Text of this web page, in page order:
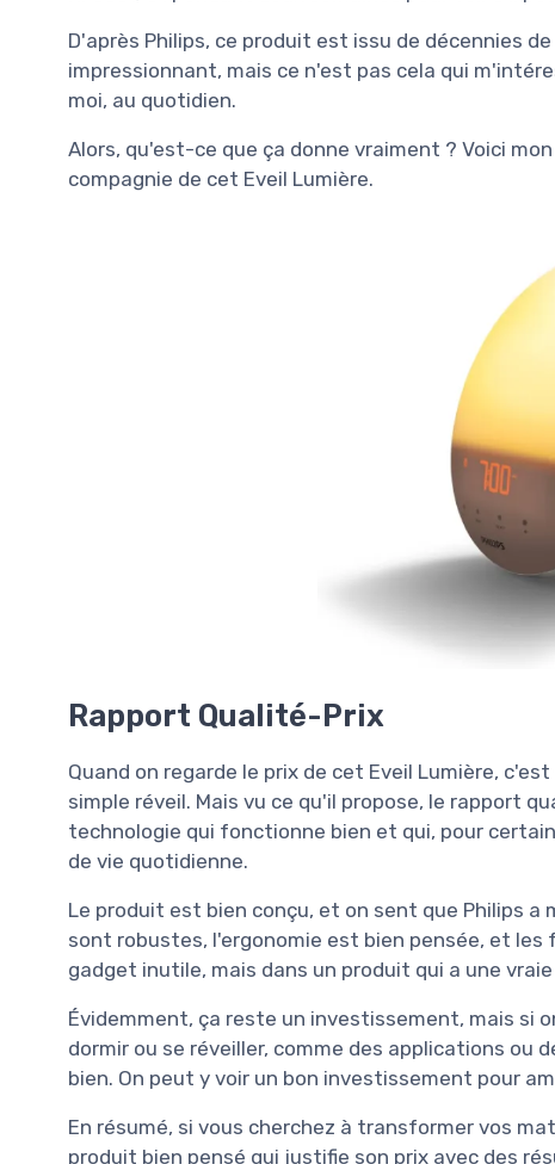
D'après Philips, ce produit est issu de décennies
impressionnant, mais ce n'est pas cela qui
moi, au quotidien.
Alors, qu'est-ce que ça donne vraiment ? Voici
compagnie de cet Eveil Lumière.
Rapport Qualité-Prix
Quand on regarde le prix de cet Eveil Lumière,
simple réveil. Mais vu ce qu'il propose, le rapport
technologie qui fonctionne bien et qui, pour
de vie quotidienne.
Le produit est bien conçu, et on sent que Philips
sont robustes, l'ergonomie est bien pensée, et
gadget inutile, mais dans un produit qui a une
Évidemment, ça reste un investissement, mais si
dormir ou se réveiller, comme des applications ou
bien. On peut y voir un bon investissement pour
En résumé, si vous cherchez à transformer vos
produit bien pensé qui justifie son prix avec des